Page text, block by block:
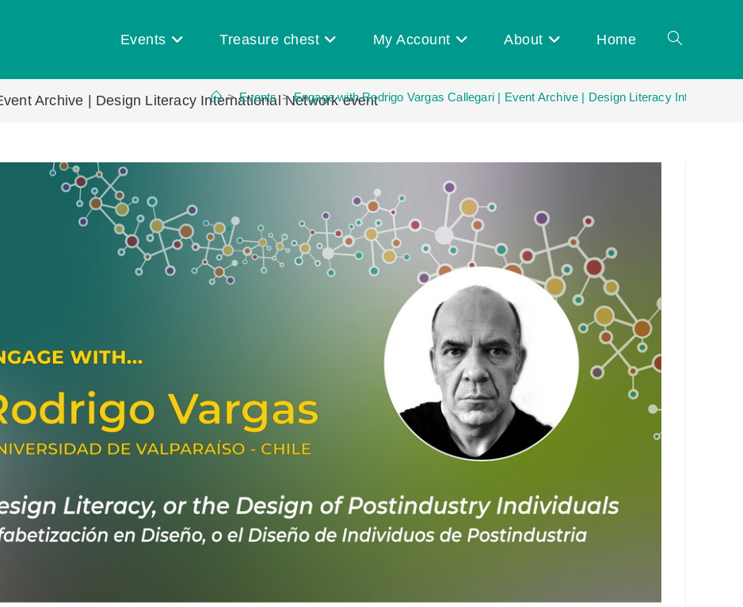
Events Treasure chest My Account About Home Toggle
Archive | Design Literacy International Network event
> Events > Engage with Rodrigo Vargas Callegari | Event Archive | Design Literacy